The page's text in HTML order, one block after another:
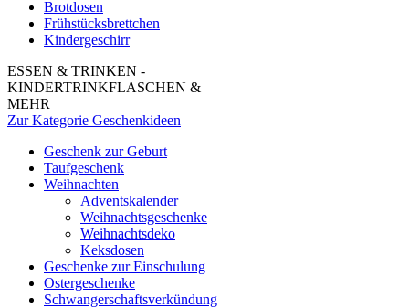
Brotdosen
Frühstücksbrettchen
Kindergeschirr
ESSEN & TRINKEN -
KINDERTRINKFLASCHEN &
MEHR
Zur Kategorie Geschenkideen
Geschenk zur Geburt
Taufgeschenk
Weihnachten
Adventskalender
Weihnachtsgeschenke
Weihnachtsdeko
Keksdosen
Geschenke zur Einschulung
Ostergeschenke
Schwangerschaftsverkündung